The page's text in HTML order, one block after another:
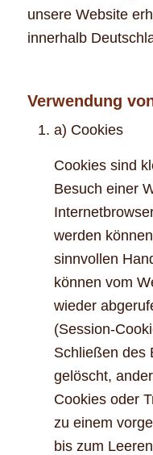
unsere Website
innerhalb
Verwendung
a) Cookies
Cookies sind
Besuch einer
werden
sinnvollen
können vom
wieder
(Session-
Schließen des
gelöscht,
Cookies oder
zu einem
bis zum